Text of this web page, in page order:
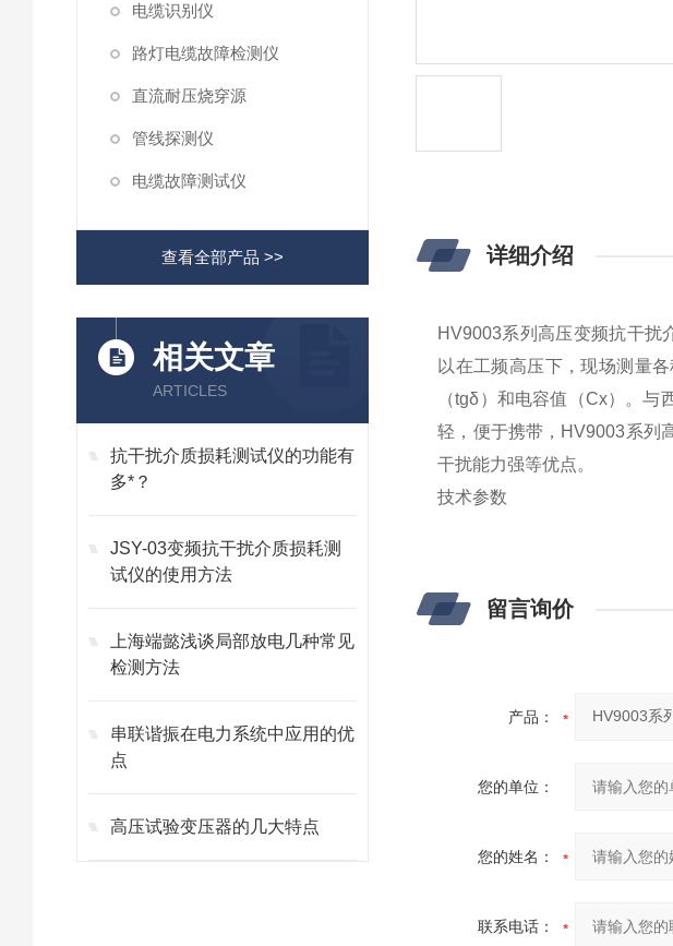
电缆识别仪
路灯电缆故障检测仪
直流耐压烧穿源
管线探测仪
电缆故障测试仪
查看全部产品 >>
相关文章
ARTICLES
抗干扰介质损耗测试仪的功能有
多*？
JSY-03变频抗干扰介质损耗测
试仪的使用方法
上海端懿浅谈局部放电几种常见
检测方法
串联谐振在电力系统中应用的优
点
高压试验变压器的几大特点
详细介绍
HV9003系列高压变频抗干扰
以在工频高压下，现场测量
（tgδ）和电容值（Cx）。
轻，便于携带，HV9003系列
干扰能力强等优点。
技术参数
留言询价
产品：
您的单位：
您的姓名：
联系电话：